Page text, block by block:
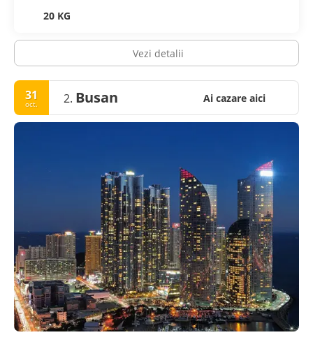
20 KG
Vezi detalii
31
oct. 2. Busan Ai cazare aici